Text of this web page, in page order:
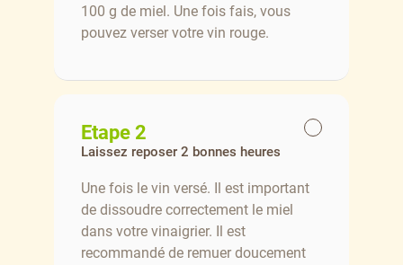
100 g de miel. Une fois fais, vous
pouvez verser votre vin rouge.
Etape 2
Laissez reposer 2 bonnes heures
Une fois le vin versé. Il est important
de dissoudre correctement le miel
dans votre vinaigrier. Il est
recommandé de remuer doucement